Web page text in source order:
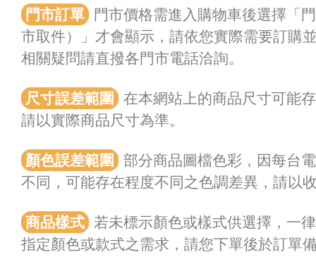
門市訂單
門市價格需進入購物車後選擇「
市取件）」才會顯示，請依您實際需要訂購
相關疑問請直撥各門市電話洽詢。
尺寸誤差範圍
在本網站上的商品尺寸可能
請以實際商品尺寸為準。
顏色誤差範圍
部分商品圖檔色彩，因每台
不同，可能存在程度不同之色調差異，請以
商品樣式
若未標示顏色或樣式供選擇，一
指定顏色或款式之需求，請您下單後於訂單